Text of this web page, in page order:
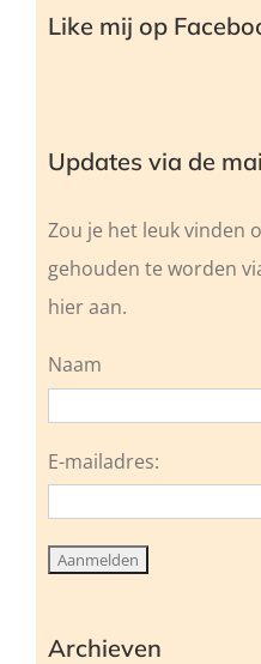
Like mij op
Updates via de
Zou je het leuk vinden
gehouden te worden
hier aan.
Naam
E-mailadres:
Archieven